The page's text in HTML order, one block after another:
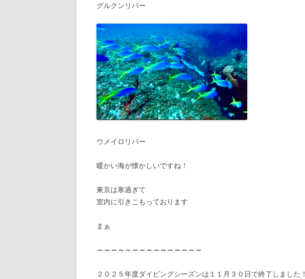
グルクンリバー
ウメイロリバー
暖かい海が懐かしいですね！
東京は寒過ぎて
室内に引きこもっております
まぁ
～～～～～～～～～～～～～～～
２０２５年度ダイビングシーズンは１１月３０日で終了しました！